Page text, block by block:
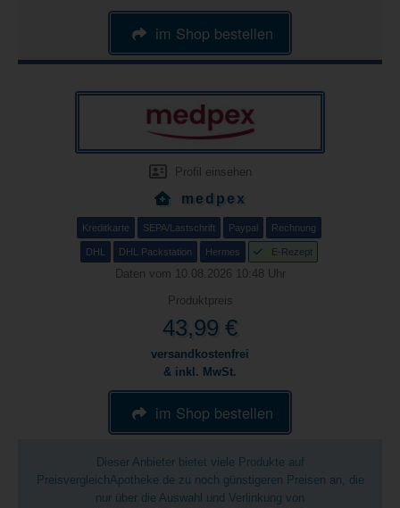
im Shop bestellen
Profil einsehen
medpex
Kreditkarte SEPA/Lastschrift Paypal Rechnung
DHL DHL Packstation Hermes E-Rezept
Daten vom 10.08.2026 10:48 Uhr
Produktpreis
43,99 €
versandkostenfrei
& inkl. MwSt.
im Shop bestellen
Dieser Anbieter bietet viele Produkte auf
PreisvergleichApotheke.de zu noch günstigeren Preisen an, die
nur über die Auswahl und Verlinkung von